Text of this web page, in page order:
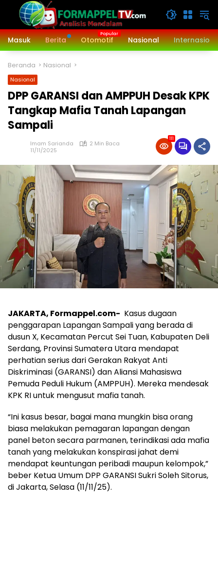
Langsung
konten
Masuk
Berita Otomotif Nasional
Beranda Nasional
Nasional
DPP GARANSI dan AMPPUH Desak KPK
Tangkap Mafia Tanah Lapangan
Sampali
Imam Sarianda
2 Min Baca
11/11/2025
111
JAKARTA, Formappel.com- Kasus dugaan
penggarapan Lapangan Sampali yang berada di
dusun X, Kecamatan Percut Sei Tuan, Kabupaten Deli
Serdang, Provinsi Sumatera Utara mendapat
perhatian serius dari Gerakan Rakyat Anti
Diskriminasi (GARANSI) dan Aliansi Mahasiswa
Pemuda Peduli Hukum (AMPPUH). Mereka mendesak
KPK RI untuk mengusut mafia tanah.
“Ini kasus besar, bagai mana mungkin bisa orang
biasa melakukan pemagaran lapangan dengan
panel beton secara parmanen, terindikasi ada mafia
tanah yang melakukan konspirasi jahat demi
mendapat keuntungan peribadi maupun kelompok,”
beber Ketua Umum DPP GARANSI Sukri Soleh Sitorus,
di Jakarta, Selasa (11/11/25).